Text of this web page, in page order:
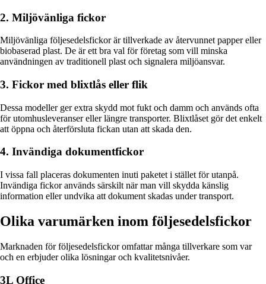
2. Miljövänliga fickor
Miljövänliga följesedelsfickor är tillverkade av återvunnet papper eller
biobaserad plast. De är ett bra val för företag som vill minska
användningen av traditionell plast och signalera miljöansvar.
3. Fickor med blixtlås eller flik
Dessa modeller ger extra skydd mot fukt och damm och används ofta
för utomhusleveranser eller längre transporter. Blixtlåset gör det enkelt
att öppna och återförsluta fickan utan att skada den.
4. Invändiga dokumentfickor
I vissa fall placeras dokumenten inuti paketet i stället för utanpå.
Invändiga fickor används särskilt när man vill skydda känslig
information eller undvika att dokument skadas under transport.
Olika varumärken inom följesedelsfickor
Marknaden för följesedelsfickor omfattar många tillverkare som var
och en erbjuder olika lösningar och kvalitetsnivåer.
3L Office